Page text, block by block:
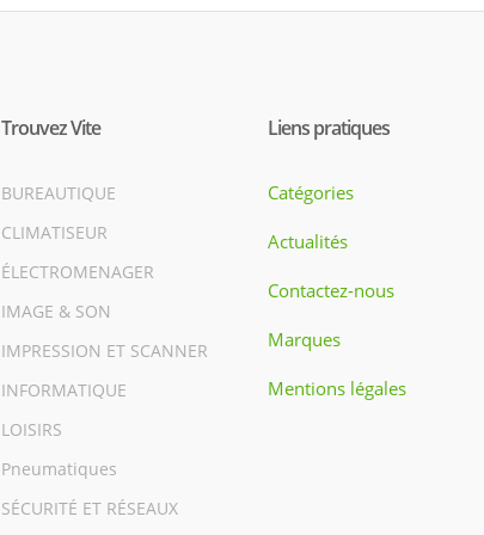
Trouvez Vite
BUREAUTIQUE
CLIMATISEUR
ÉLECTROMENAGER
IMAGE & SON
IMPRESSION ET SCANNER
INFORMATIQUE
LOISIRS
Pneumatiques
SÉCURITÉ ET RÉSEAUX
Liens pratiques
Catégories
Actualités
Contactez-nous
Marques
Mentions légales